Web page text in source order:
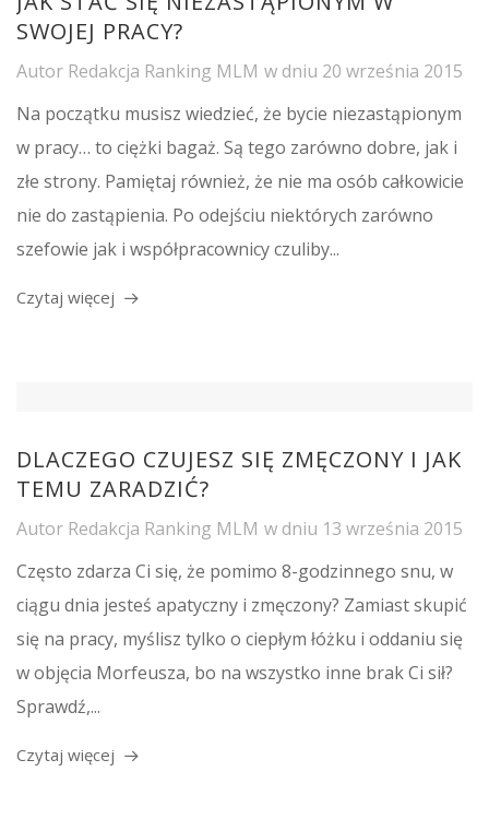
SWOJEJ PRACY?
Autor Redakcja Ranking MLM w dniu 20 września 2015
Na początku musisz wiedzieć, że bycie niezastąpionym
w pracy… to ciężki bagaż. Są tego zarówno dobre, jak i
złe strony. Pamiętaj również, że nie ma osób całkowicie
nie do zastąpienia. Po odejściu niektórych zarówno
szefowie jak i współpracownicy czuliby...
Czytaj więcej
DLACZEGO CZUJESZ SIĘ ZMĘCZONY I JAK
TEMU ZARADZIĆ?
Autor Redakcja Ranking MLM w dniu 13 września 2015
Często zdarza Ci się, że pomimo 8-godzinnego snu, w
ciągu dnia jesteś apatyczny i zmęczony? Zamiast skupić
się na pracy, myślisz tylko o ciepłym łóżku i oddaniu się
w objęcia Morfeusza, bo na wszystko inne brak Ci sił?
Sprawdź,...
Czytaj więcej